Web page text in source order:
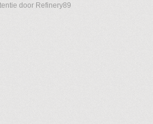
door Refinery89